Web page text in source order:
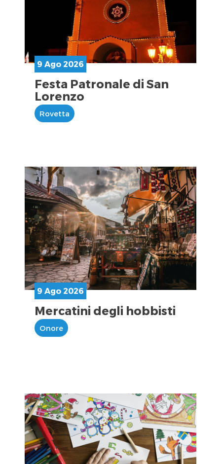
9 Ago 2026
Festa Patronale di San
Lorenzo
Rovetta
9 Ago 2026
Mercatini degli hobbisti
Onore